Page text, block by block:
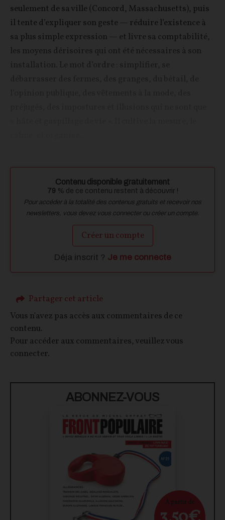
seulement de sa ville (Concord, Massachusetts), puis
il tente d’expliquer son geste — réduire l’existence à
sa plus simple expression — et livre sa comptabilité,
les moyens dérisoires qui ont été nécessaires à son
Contenu disponible gratuitement
79 % de ce contenu restent à découvrir !
Pour accéder à la totalité des contenus gratuits et recevoir nos
newsletters, vous devez vous connecter ou créer un compte.
Créer un compte
Déja inscrit ? Je me connecte
Partager cet article
Vous n'avez pas accès aux commentaires de ce
contenu.
Pour accéder aux commentaires, veuillez vous
connecter.
ABONNEZ-VOUS
À partir de